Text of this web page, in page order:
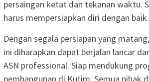
persaingan ketat dan tekanan waktu.
harus mempersiapkan diri dengan baik.
Dengan segala persiapan yang
ini diharapkan dapat berjalan lancar
ASN professional. Siap mendukung
pembangunan di Kutim. Semua pihak